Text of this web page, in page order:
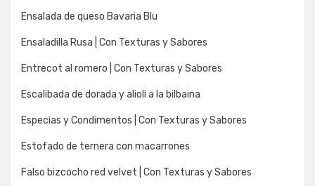
Ensalada de queso Bavaria Blu
Ensaladilla Rusa | Con Texturas y Sabores
Entrecot al romero | Con Texturas y Sabores
Escalibada de dorada y alioli a la bilbaina
Especias y Condimentos | Con Texturas y Sabores
Estofado de ternera con macarrones
Falso bizcocho red velvet | Con Texturas y Sabores